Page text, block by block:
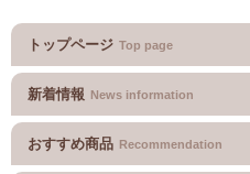
トップページ Top page
新着情報 News information
おすすめ商品 Recommendation